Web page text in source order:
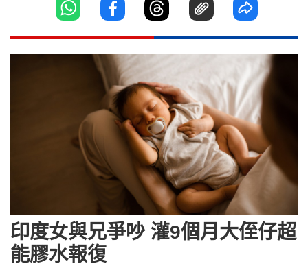
印度女與兄爭吵 灌9個月大侄仔超
能膠水報復